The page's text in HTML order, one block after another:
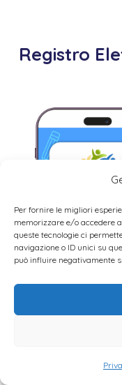
Per fornire le migliori
memorizzare e/o accedere
queste tecnologie ci
navigazione o ID unici su
può influire negativamente
Registro